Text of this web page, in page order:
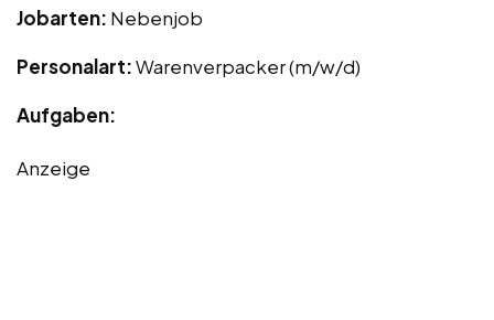
Jobarten: Nebenjob
Personalart:Warenverpacker (m/w/d)
Aufgaben:
Anzeige